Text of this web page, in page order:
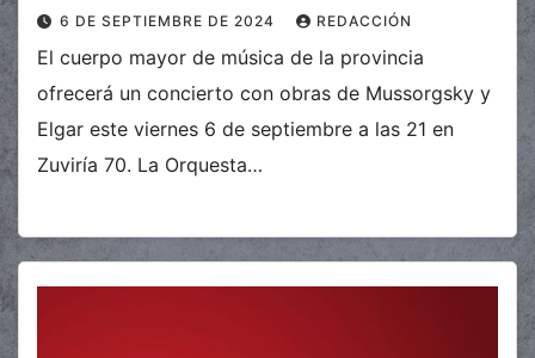
6 DE SEPTIEMBRE DE 2024 REDACCIÓN
El cuerpo mayor de música de la provincia
ofrecerá un concierto con obras de Mussorgsky y
Elgar este viernes 6 de septiembre a las 21 en
Zuviría 70. La Orquesta…